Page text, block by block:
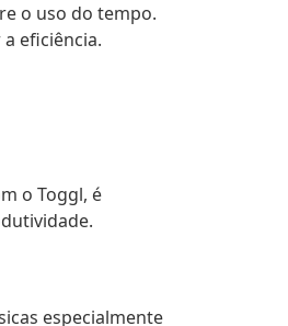
o uso do tempo.
eficiência.
o Toggl, é
especialmente